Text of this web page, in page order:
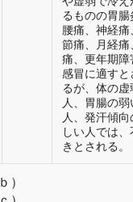
るものの胃腸
腰痛、神経痛
節痛、月経痛
痛、更年期障
感冒に適すと
るが、体の虚
人、胃腸の弱
人、発汗傾向
しい人では、
きとされる。
）